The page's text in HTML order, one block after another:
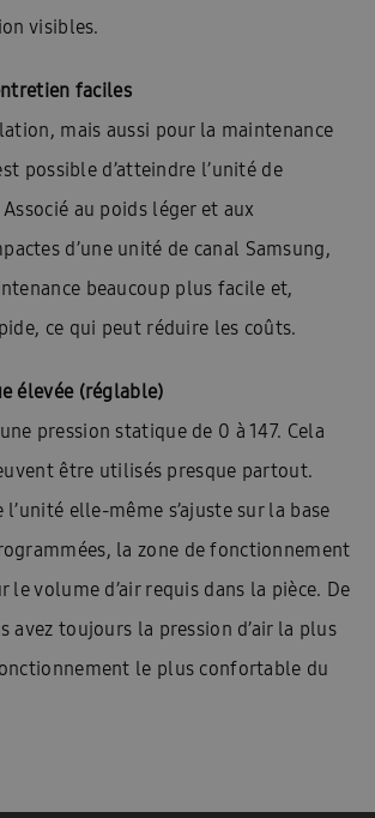
visibles.
faciles
mais aussi pour la maintenance
possible d’atteindre l’unité de
au poids léger et aux
d’une unité de canal Samsung,
beaucoup plus facile et,
ce qui peut réduire les coûts.
élevée (réglable)
pression statique de 0 à 147. Cela
être utilisés presque partout.
l’unité elle-même s’ajuste sur la base
la zone de fonctionnement
le volume d’air requis dans la pièce. De
avez toujours la pression d’air la plus
le plus confortable du